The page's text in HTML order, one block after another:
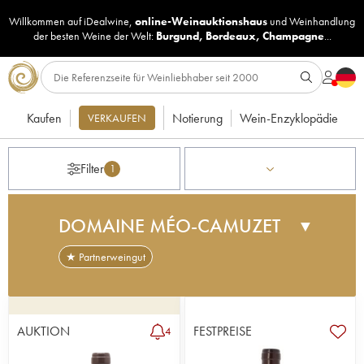
Willkommen auf iDealwine, online-Weinauktionshaus undWeinhandlung
der besten Weine der Welt: Burgund, Bordeaux, Champagne...
Kaufen VERKAUFEN Notierung Wein-Enzyklopädie
Filter 1
DOMAINE MÉO-CAMUZET ▼
★ Partnerweingut
und Abgeordneter der Côte d'Or, sein Weingut zu
erweitern. Nach und nach kaufte er sorgfältig
ausgewählte Parzellen hinzu. Er war Eigentümer
AUKTION 4 FESTPREISE